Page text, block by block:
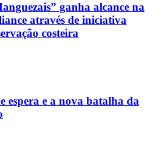
ganha alcance na
através de iniciativa
costeira
espera e a nova batalha da